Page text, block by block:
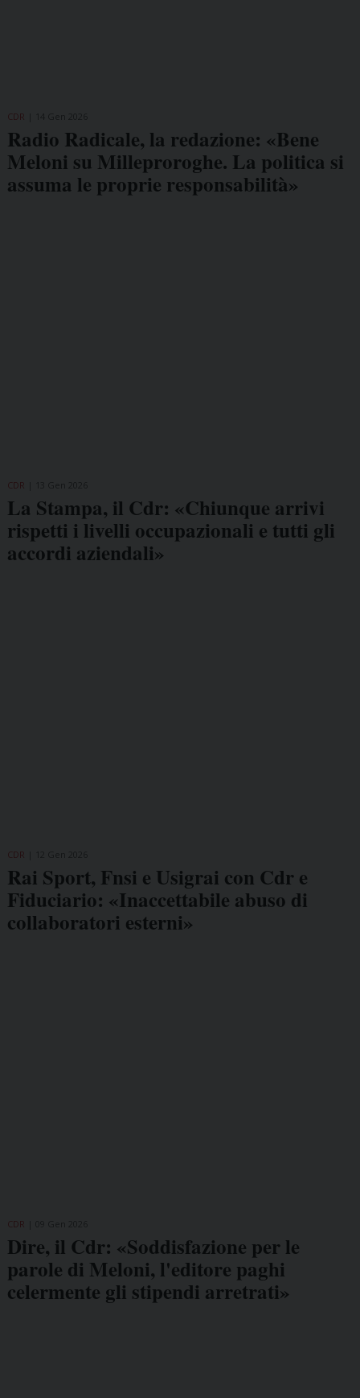
CDR
Radio Radicale, la redazione: «Bene
Meloni su Milleproroghe. La politica si
assuma le proprie responsabilità»
CDR
La Stampa, il Cdr: «Chiunque arrivi
rispetti i livelli occupazionali e tutti gli
accordi aziendali»
CDR
Rai Sport, Fnsi e Usigrai con Cdr e
Fiduciario: «Inaccettabile abuso di
collaboratori esterni»
CDR
Dire, il Cdr: «Soddisfazione per le
parole di Meloni, l'editore paghi
celermente gli stipendi arretrati»